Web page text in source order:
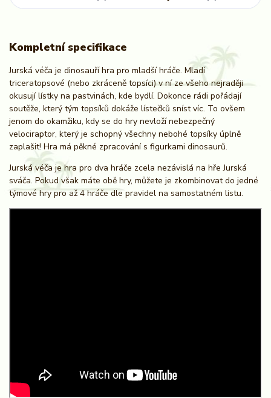
Kompletní specifikace
Jurská véča je dinosauří hra pro mladší hráče. Mladí
triceratopsové (nebo zkráceně topsíci) v ní ze všeho nejraději
okusují lístky na pastvinách, kde bydlí. Dokonce rádi pořádají
soutěže, který tým topsíků dokáže lístečků sníst víc. To ovšem
jenom do okamžiku, kdy se do hry nevloží nebezpečný
velociraptor, který je schopný všechny nebohé topsíky úplně
zaplašit! Hra má pěkné zpracování s figurkami dinosaurů.
Jurská véča je hra pro dva hráče zcela nezávislá na hře Jurská
sváča. Pokud však máte obě hry, můžete je zkombinovat do jedné
týmové hry pro až 4 hráče dle pravidel na samostatném listu.